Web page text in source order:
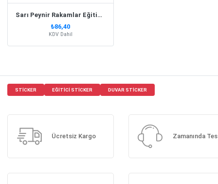
Sarı Peynir Rakamlar Eğitici Sticker
₺86,40
KDV Dahil
STICKER EĞITICI STICKER DUVAR STICKER
Ücretsiz Kargo Zamanında